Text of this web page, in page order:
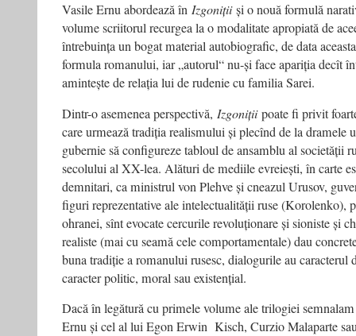
Vasile Ernu abordează în Izgonițiiși o nouă formulă
volume scriitorul recurgea la o modalitate apropiată de
întrebuința un bogat material autobiografic, de data
formula romanului, iar „autorul“ nu-și face apariția decît
amintește de relația lui de rudenie cu familia Sarei.
Dintr-o asemenea perspectivă, Izgonițiipoate fi privit
care urmează tradiția realismului și plecînd de la dramele
gubernie să configureze tabloul de ansamblu al societății
secolului al XX-lea. Alături de mediile evreiești, în carte
demnitari, ca ministrul von Plehve și cneazul Urusov,
figuri reprezentative ale intelectualității ruse (Korolenko),
ohranei, sînt evocate cercurile revoluționare și sioniste și
realiste (mai cu seamă cele comportamentale) dau
buna tradiție a romanului rusesc, dialogurile au caracterul
caracter politic, moral sau existențial.
Dacă în legătură cu primele volume ale trilogiei
Ernu și cel al lui Egon Erwin Kisch, Curzio Malaparte